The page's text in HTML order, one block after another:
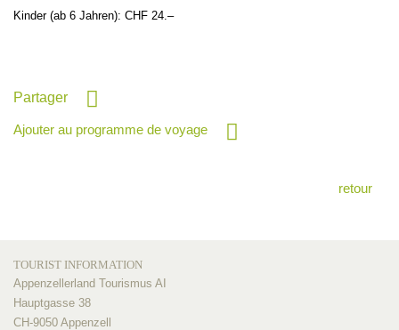
Kinder (ab 6 Jahren): CHF 24.–
Partager
Ajouter au programme de voyage
retour
TOURIST INFORMATION
Appenzellerland Tourismus AI
Hauptgasse 38
CH-9050 Appenzell